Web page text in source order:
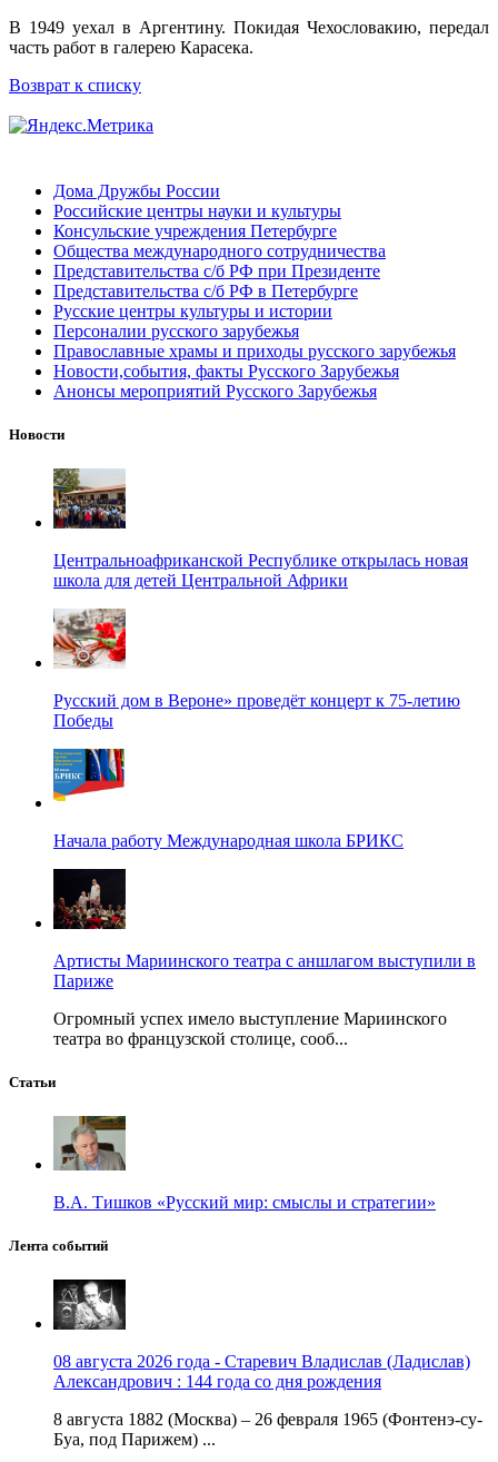
В 1949 уехал в Аргентину. Покидая Чехословакию, передал
часть работ в галерею Карасека.
Возврат к списку
Дома Дружбы России
Российские центры науки и культуры
Консульские учреждения Петербурге
Общества международного сотрудничества
Представительства с/б РФ при Президенте
Представительства с/б РФ в Петербурге
Русские центры культуры и истории
Персоналии русского зарубежья
Православные храмы и приходы русского зарубежья
Новости,события, факты Русского Зарубежья
Анонсы мероприятий Русского Зарубежья
Новости
Центральноафриканской Республике открылась новая
школа для детей Центральной Африки
Русский дом в Вероне» проведёт концерт к 75-летию
Победы
Начала работу Международная школа БРИКС
Артисты Мариинского театра с аншлагом выступили в
Париже
Огромный успех имело выступление Мариинского
театра во французской столице, сооб...
Статьи
В.А. Тишков «Русский мир: смыслы и стратегии»
Лента событий
08 августа 2026 года - Старевич Владислав (Ладислав)
Александрович : 144 года со дня рождения
8 августа 1882 (Москва) – 26 февраля 1965 (Фонтенэ-су-
Буа, под Парижем) ...